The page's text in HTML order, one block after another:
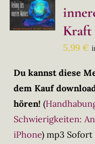
Kraft
5,99€
Du kannst diese
dem Kauf
hören! (
Schwierigkeiten:
iPhone) mp3